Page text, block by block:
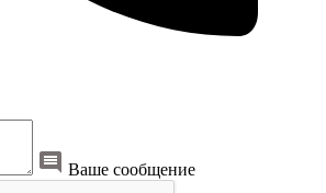
Ваше сообщение